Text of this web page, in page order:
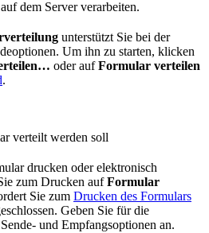
dem Server verarbeiten.
unterstützt Sie bei der
Um ihn zu starten, klicken
oder aufFormular verteilen
.
verteilt werden soll
drucken oder elektronisch
zum Drucken aufFormular
Sie zum Drucken des Formulars
Geben Sie für die
und Empfangsoptionen an.